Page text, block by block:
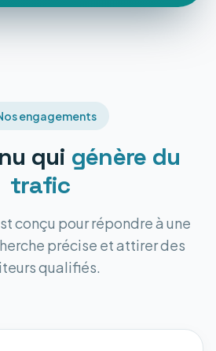
engagements
qui génère du
trafic
conçu pour répondre à une
précise et attirer des
qualifiés.